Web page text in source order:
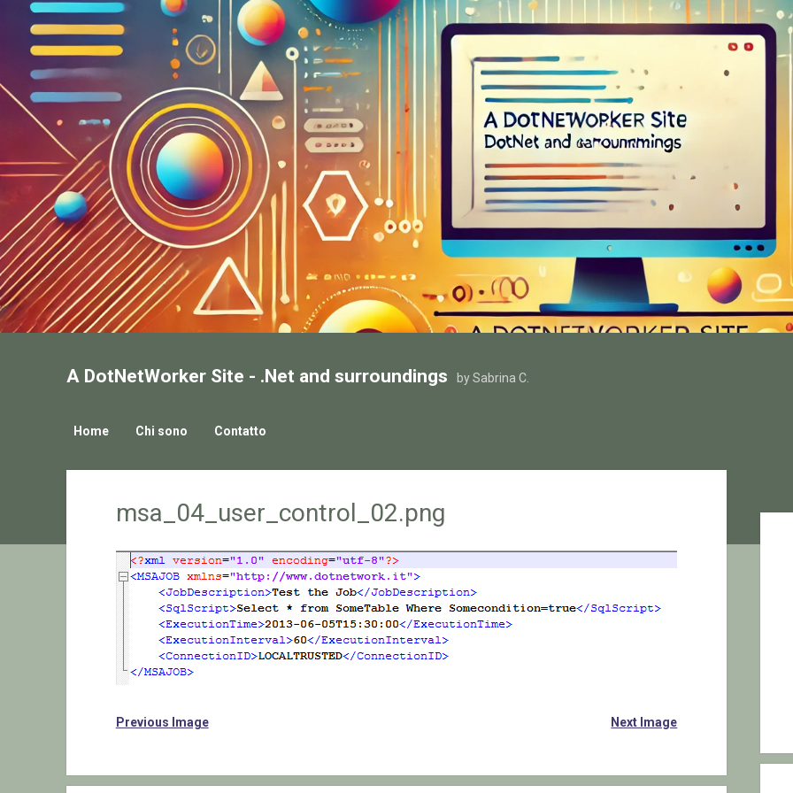
A DotNetWorker Site - .Net and surroundings by Sabrina C.
Home Chi sono Contatto
msa_04_user_control_02.png
Previous Image Next Image